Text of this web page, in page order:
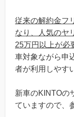
従来の解約金フ
なり、人気のヤ
25万円以上が必
車対象ながら申
者が利用しやす
新車のKINTOの
ていますので、